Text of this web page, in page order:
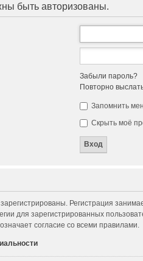
быть авторизованы.
Забыли пароль?
Повторно
Запомнить
Скрыть моё
Регистрация
для зарегистрированных
согласие со всеми правилами.